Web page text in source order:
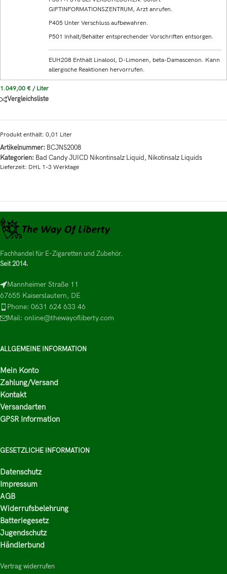
GIFTINFORMATIONSZENTRUM, Arzt anrufen.
P405 Unter Verschluss aufbewahren.
P501 Inhalt/Behälter entsprechender Vorschriften entsorgen.
EUH208 Enthält Linalool, D-Limonen, beta-Damascenon. Kann
allergische Reaktionen hervorrufen.
1.049,00 € / Liter
Vergleichsliste
Produkt enthält: 0,01 Liter
Artikelnummer: BCJNS2008
Kategorien: Bad Candy JUICD Nikontinsalz Liquid, Nikotinsalz Liquids
Lieferzeit: DHL 1-3 Werktage
Fachhandel für E-Zigaretten und Zubehör.
Seit 2014.
Mannheimer Straße 11
67655 Kaiserslautern, DE
Phone: 0631 624 633 46
Mail: online@thewayofliberty.com
ALLGEMEINE INFORMATION
Mein Konto
Zahlung/Versand
Kontakt
Versandarten
GPSR Information
GESETZLICHE INFORMATION
Datenschutz
Impressum
AGB
Widerrufsbelehrung
Batteriegesetz
Jugendschutz
Händlerbund
Vertrag widerrufen